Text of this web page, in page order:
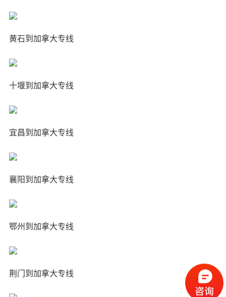
黄石到加拿大专线
十堰到加拿大专线
宜昌到加拿大专线
襄阳到加拿大专线
鄂州到加拿大专线
荆门到加拿大专线